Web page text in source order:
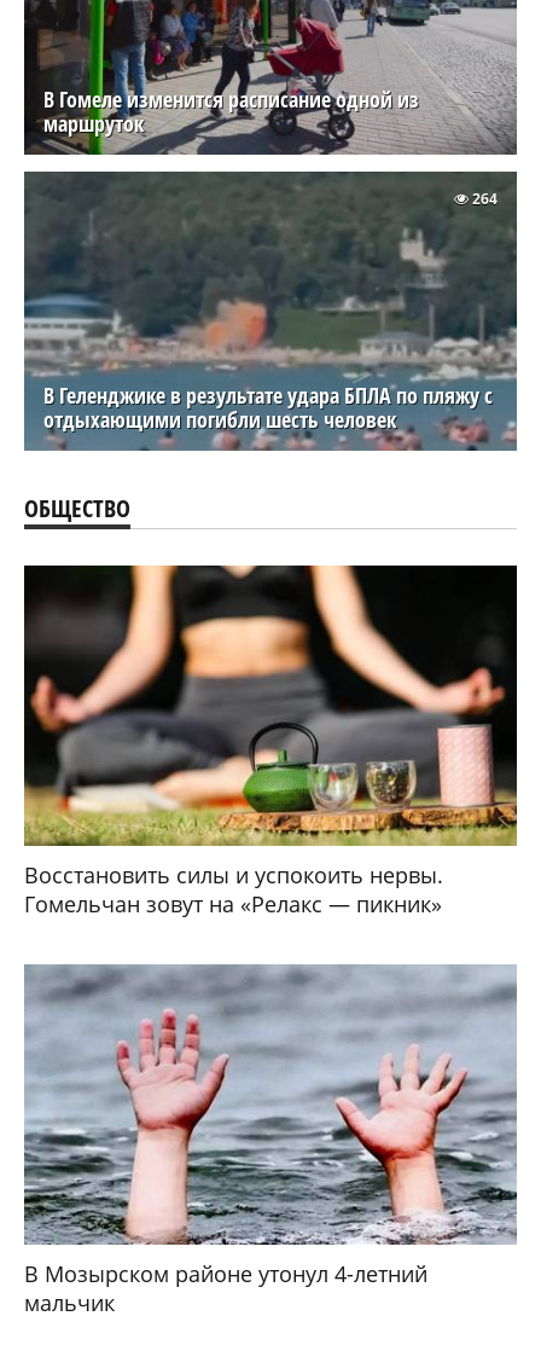
В Гомеле изменится расписание одной из
маршруток
В Геленджике в результате удара БПЛА по пляжу с
отдыхающими погибли шесть человек
264
ОБЩЕСТВО
Восстановить силы и успокоить нервы.
Гомельчан зовут на «Релакс — пикник»
В Мозырском районе утонул 4-летний
мальчик